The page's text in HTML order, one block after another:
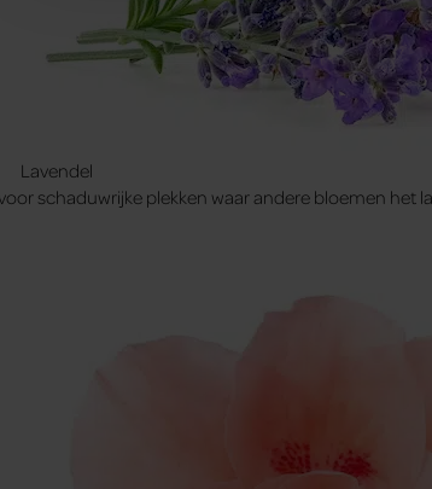
verstrekt of die ze hebben verzameld op
onze website blijft gebruiken.
Lavendel
schaduwrijke plekken waar andere bloemen het